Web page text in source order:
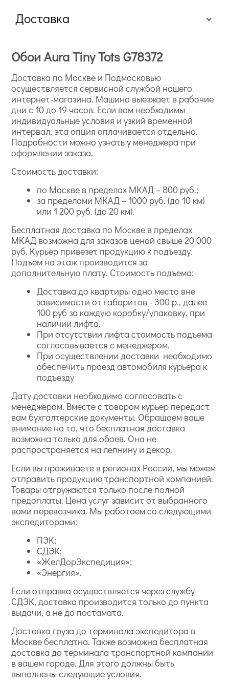
Доставка
Обои Aura Tiny Tots G78372
Доставка по Москве и Подмосковью
осуществляется сервисной службой нашего
интернет-магазина. Машина выезжает в рабочие
дни с 10 до 19 часов. Если вам необходимы
индивидуальные условия и узкий временной
интервал, эта опция оплачивается отдельно.
Подробности можно узнать у менеджера при
оформлении заказа.
Стоимость доставки:
по Москве в пределах МКАД – 800 руб.;
за пределами МКАД – 1000 руб. (до 10 км)
или 1 200 руб. (до 20 км).
Бесплатная доставка по Москве в пределах
МКАД возможна для заказов ценой свыше 20 000
руб. Курьер привезет продукцию к подъезду.
Подъем на этаж производится за
дополнительную плату. Стоимость подъема:
Доставка до квартиры одно место вне
зависимости от габаритов - 300 р., далее
100 руб за каждую коробку/упаковку, при
наличии лифта.
При отсутствии лифта стоимость подъема
согласовывается с менеджером.
При осуществлении доставки необходимо
обеспечить проезд автомобиля курьера к
подъезду
Дату доставки необходимо согласовать с
менеджером. Вместе с товаром курьер передаст
вам бухгалтерские документы. Обращаем ваше
внимание на то, что бесплатная доставка
возможна только для обоев. Она не
распространяется на лепнину и декор.
Если вы проживаете в регионах России, мы можем
отправить продукцию транспортной компанией.
Товары отгружаются только после полной
предоплаты. Цена услуг зависит от выбранного
вами перевозчика. Мы работаем со следующими
экспедиторами:
ПЭК;
СДЭК;
«ЖелДорЭкспедиция»;
«Энергия».
Если отправка осуществляется через службу
СДЭК, доставка производится только до пункта
выдачи, а не до постамата.
Доставка груза до терминала экспедитора в
Москве бесплатна. Также возможна бесплатная
доставка до терминала транспортной компании
в вашем городе. Для этого должны быть
выполнены следующие условия.